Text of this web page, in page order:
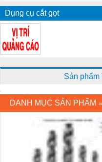
Dụng cụ cắt gọt
Sản phẩm
DANH MỤC SẢN PHẨM »